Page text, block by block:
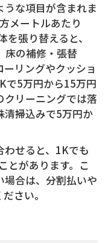
な項目が含まれま
メートルあたり
張り替えると、
床の補修・張替
リングやクッショ
で5万円から15万円
リーニングでは落
清掃込みで5万円か
わせると、1Kでも
とがあります。こ
場合は、分割払いや
さい。